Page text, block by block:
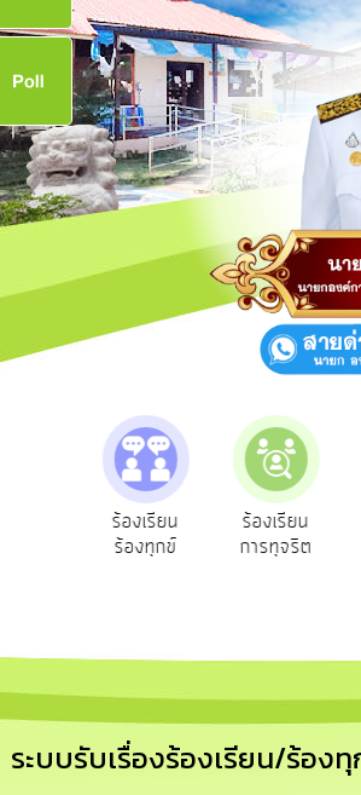
ข่าวสาร
การ
เปิด
เผย
ข้อมูล
สาธารณะ
OIT
กิจการ
สภา
บริการ
ความ
รู้
การ
ร้องเรียน
ร้องทุกข์
ร้องเรียน
การทุจริต
ระบบรับเรื่องร้องเรียน/ร้อง